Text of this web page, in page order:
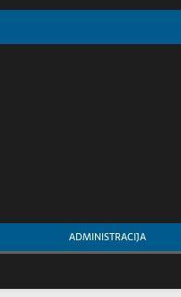
ADMINISTRACIJA